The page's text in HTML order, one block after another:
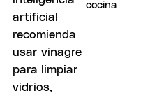
cocina